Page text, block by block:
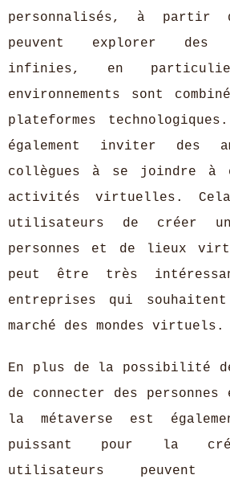
personnalisés, à partir
peuvent explorer des
infinies, en
environnements sont
plateformes
également inviter des
collègues à se joindre à
activités virtuelles. Cela
utilisateurs de créer
personnes et de lieux
peut être très
entreprises qui
marché des mondes virtuels.
En plus de la possibilité
de connecter des
la métaverse est
puissant pour la
utilisateurs peuvent